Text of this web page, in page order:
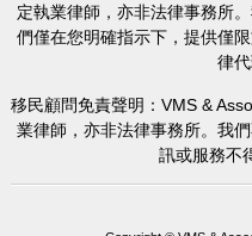
定執業律師，亦非法律事務所
們僅在您明確指示下，提供僅
律代
移民顧問免責聲明：VMS &
業律師，亦非法律事務所。我
訊或服務不